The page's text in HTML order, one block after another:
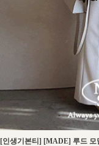
[인생기본티] [MADE] 루드 모